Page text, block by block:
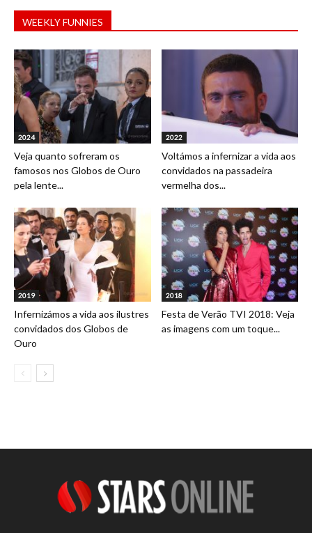
WEEKLY FUNNIES
2024
Veja quanto sofreram os
famosos nos Globos de Ouro
pela lente...
2022
Voltámos a infernizar a vida aos
convidados na passadeira
vermelha dos...
2019
Infernizámos a vida aos ilustres
convidados dos Globos de
Ouro
2018
Festa de Verão TVI 2018: Veja
as imagens com um toque...